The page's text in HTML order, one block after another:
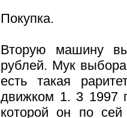
Покупка.
Вторую машину
рублей. Мук
есть такая
движком 1. 3 1997
которой он по сей